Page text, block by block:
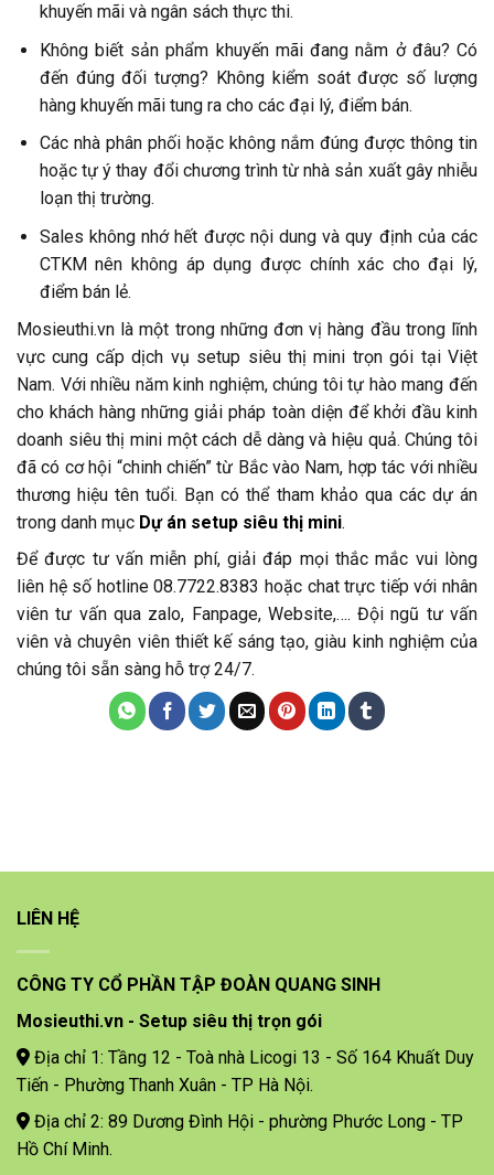
khuyến mãi và ngân sách thực thi.
Không biết sản phẩm khuyến mãi đang nằm ở đâu? Có
đến đúng đối tượng? Không kiểm soát được số lượng
hàng khuyến mãi tung ra cho các đại lý, điểm bán.
Các nhà phân phối hoặc không nắm đúng được thông tin
hoặc tự ý thay đổi chương trình từ nhà sản xuất gây nhiễu
loạn thị trường.
Sales không nhớ hết được nội dung và quy định của các
CTKM nên không áp dụng được chính xác cho đại lý,
điểm bán lẻ.
Mosieuthi.vn là một trong những đơn vị hàng đầu trong lĩnh
vực cung cấp dịch vụ setup siêu thị mini trọn gói tại Việt
Nam. Với nhiều năm kinh nghiệm, chúng tôi tự hào mang đến
cho khách hàng những giải pháp toàn diện để khởi đầu kinh
doanh siêu thị mini một cách dễ dàng và hiệu quả. Chúng tôi
đã có cơ hội “chinh chiến” từ Bắc vào Nam, hợp tác với nhiều
thương hiệu tên tuổi. Bạn có thể tham khảo qua các dự án
trong danh mục Dự án setup siêu thị mini.
Để được tư vấn miễn phí, giải đáp mọi thắc mắc vui lòng
liên hệ số hotline 08.7722.8383 hoặc chat trực tiếp với nhân
viên tư vấn qua zalo, Fanpage, Website,…. Đội ngũ tư vấn
viên và chuyên viên thiết kế sáng tạo, giàu kinh nghiệm của
chúng tôi sẵn sàng hỗ trợ 24/7.
LIÊN HỆ
CÔNG TY CỔ PHẦN TẬP ĐOÀN QUANG SINH
Mosieuthi.vn - Setup siêu thị trọn gói
Địa chỉ 1: Tầng 12 - Toà nhà Licogi 13 - Số 164 Khuất Duy
Tiến - Phường Thanh Xuân - TP Hà Nội.
Địa chỉ 2: 89 Dương Đình Hội - phường Phước Long - TP
Hồ Chí Minh.